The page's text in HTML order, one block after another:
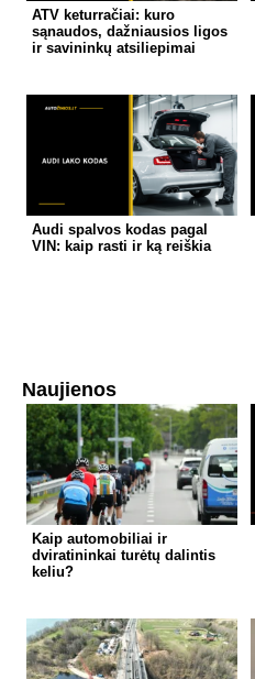
ATV keturračiai: kuro
sąnaudos, dažniausios ligos
ir savininkų atsiliepimai
Audi spalvos kodas pagal
VIN: kaip rasti ir ką reiškia
Naujienos
Kaip automobiliai ir
dviratininkai turėtų dalintis
keliu?